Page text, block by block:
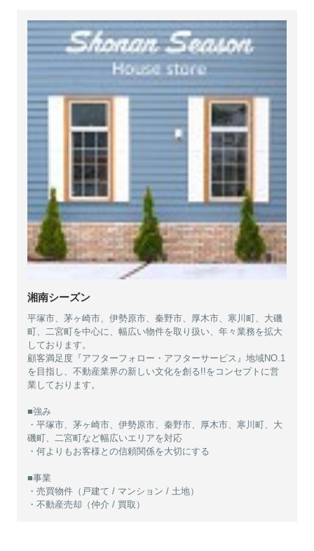
湘南シーズン
平塚市、茅ヶ崎市、伊勢原市、秦野市、厚木市、寒川町、大磯
町、二宮町を中心に、幅広い物件を取り扱い、年々業務を拡大
しております。
顧客満足度『アフターフォロー・アフターサービス』地域NO.1
を目指し、不動産業界の新しい文化を創る!!をコンセプトに営
業しております。
■強み
・平塚市、茅ヶ崎市、伊勢原市、秦野市、厚木市、寒川町、大
磯町、二宮町など幅広いエリアを対応
・何よりもお客様との信頼関係を大切にする
■事業
・売買物件（戸建て / マンション / 土地）
・不動産売却（仲介 / 買取）